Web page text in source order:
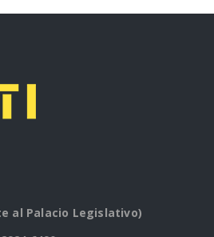
al Palacio Legislativo)